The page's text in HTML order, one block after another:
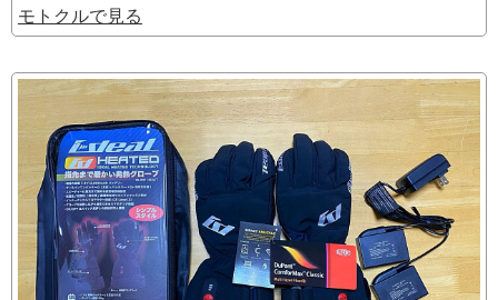
モトクルで見る